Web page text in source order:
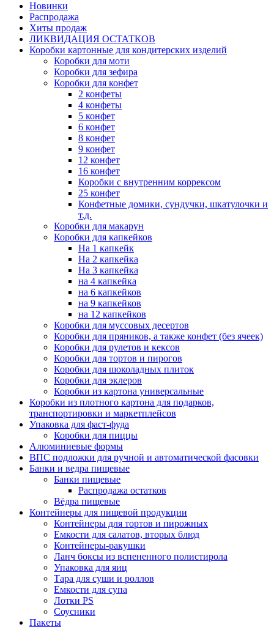
Новинки
Распродажа
Хиты продаж
ЛИКВИДАЦИЯ ОСТАТКОВ
Коробки картонные для кондитерских изделий
Коробки для моти
Коробки для зефира
Коробки для конфет
2 конфеты
4 конфеты
5 конфет
6 конфет
8 конфет
9 конфет
12 конфет
16 конфет
Коробки с внутренним коррексом
25 конфет
Конфетные домики, сундучки, шкатулочки и
т.д.
Коробки для макарун
Коробки для капкейков
На 1 капкейк
На 2 капкейка
На 3 капкейка
на 4 капкейка
на 6 капкейков
на 9 капкейков
на 12 капкейков
Коробки для муссовых десертов
Коробки для пряников, а также конфет (без ячеек)
Коробки для рулетов и кексов
Коробки для тортов и пирогов
Коробки для шоколадных плиток
Коробки для эклеров
Коробки из картона универсальные
Коробки из плотного картона для подарков,
транспортировки и маркетплейсов
Упаковка для фаст-фуда
Коробки для пиццы
Алюминиевые формы
ВПС подложки для ручной и автоматической фасовки
Банки и ведра пищевые
Банки пищевые
Распродажа остатков
Вёдра пищевые
Контейнеры для пищевой продукции
Контейнеры для тортов и пирожных
Емкости для салатов, вторых блюд
Контейнеры-ракушки
Ланч боксы из вспененного полистирола
Упаковка для яиц
Тара для суши и роллов
Емкости для супа
Лотки PS
Соусники
Пакеты